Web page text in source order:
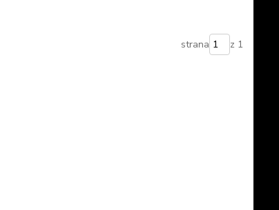
strana z 1